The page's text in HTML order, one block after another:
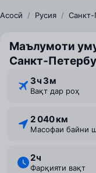
Асосӣ / Русия / Санкт-
Маълумоти
3 ⁠ч 3 ⁠м
Вақт дар роҳ
2 040 км
Масофаи байни
2 ⁠ч
Фарқияти вақт